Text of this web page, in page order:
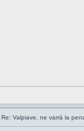
Re: Valpiave, ne varrà la